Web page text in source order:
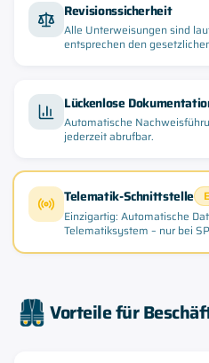
Revisionssicherheit
Alle Unterweisungen sind
entsprechen den
Lückenlose
Automatische
jederzeit abrufbar.
Telematik-Schnittstelle
Einzigartig: Automatische
Telematiksystem – nur bei
Vorteile für